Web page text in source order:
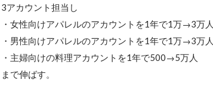
3アカウント担当し
・女性向けアパレルのアカウントを1年で1万→3万人
・男性向けアパレルのアカウントを1年で1万→3万人
・主婦向けの料理アカウントを1年で500→5万人
まで伸ばす。